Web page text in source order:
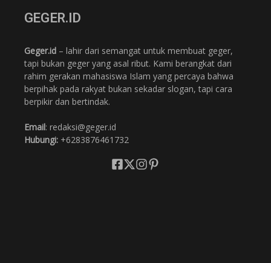
GEGER.ID
Geger.id – lahir dari semangat untuk membuat geger,
tapi bukan geger yang asal ribut. Kami berangkat dari
rahim gerakan mahasiswa Islam yang percaya bahwa
berpihak pada rakyat bukan sekadar slogan, tapi cara
berpikir dan bertindak.
Email: redaksi@geger.id
Hubungi: +6283876461732